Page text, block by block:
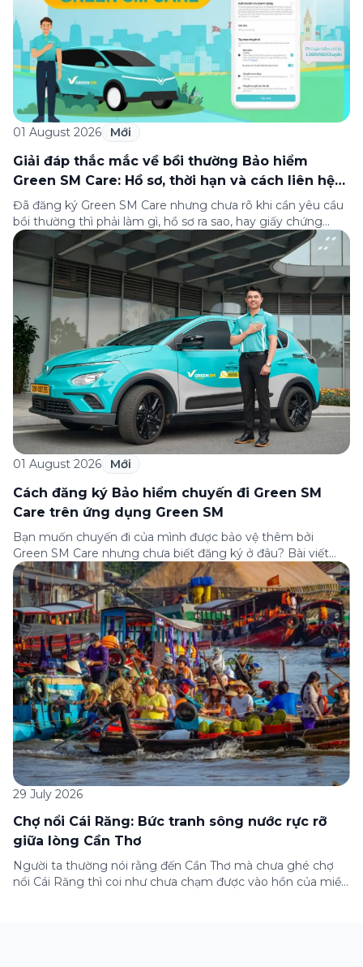
01 August 2026 Mới
Giải đáp thắc mắc về bồi thường Bảo hiểm
Green SM Care: Hồ sơ, thời hạn và cách liên hệ
hỗ trợ
Đã đăng ký Green SM Care nhưng chưa rõ khi cần yêu cầu
bồi thường thì phải làm gì, hồ sơ ra sao, hay giấy chứng
nhận bảo hiểm tìm ở đâu? Bài viết này tổng hợp đầy đủ các
câu hỏi thường gặp nhất về quy trình bồi thường và hỗ trợ
của Green […]
01 August 2026 Mới
Cách đăng ký Bảo hiểm chuyến đi Green SM
Care trên ứng dụng Green SM
Bạn muốn chuyến đi của mình được bảo vệ thêm bởi
Green SM Care nhưng chưa biết đăng ký ở đâu? Bài viết
dưới đây sẽ hướng dẫn chi tiết cách tham gia (và hủy tham
gia) gói bảo hiểm này ngay trên ứng dụng Green SM, cùng
những lưu ý quan trọng trước khi […]
29 July 2026
Chợ nổi Cái Răng: Bức tranh sông nước rực rỡ
giữa lòng Cần Thơ
Người ta thường nói rằng đến Cần Thơ mà chưa ghé chợ
nổi Cái Răng thì coi như chưa chạm được vào hồn của miền